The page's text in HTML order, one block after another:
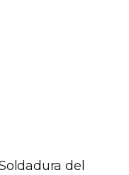
del